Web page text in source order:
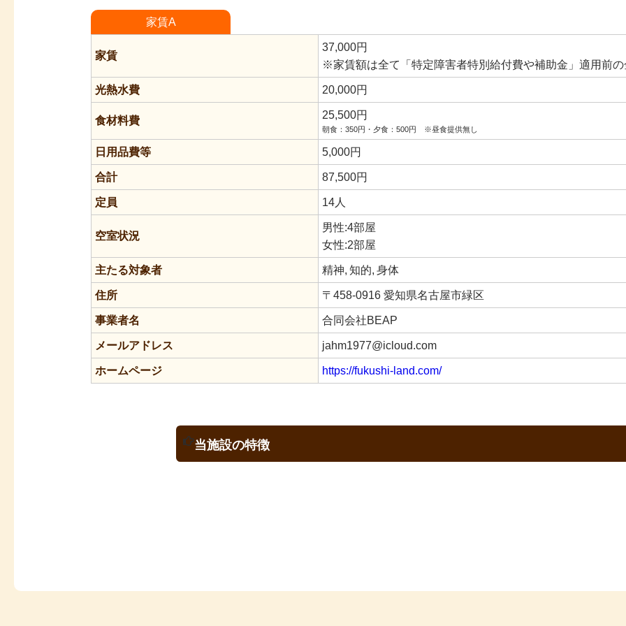
家賃A
家賃
37,000円
※家賃額は全て「特定障害者特別給付費や補助金」適用前
光熱水費 20,000円
食材料費 25,500円
朝食：350円・夕食：500円 ※昼食提供無し
日用品費等 5,000円
合計 87,500円
定員 14人
空室状況
男性:4部屋
女性:2部屋
主たる対象者 精神, 知的, 身体
住所 〒458-0916 愛知県名古屋市緑区
事業者名 合同会社BEAP
メールアドレス jahm1977@icloud.com
ホームページ https://fukushi-land.com/
当施設の特徴